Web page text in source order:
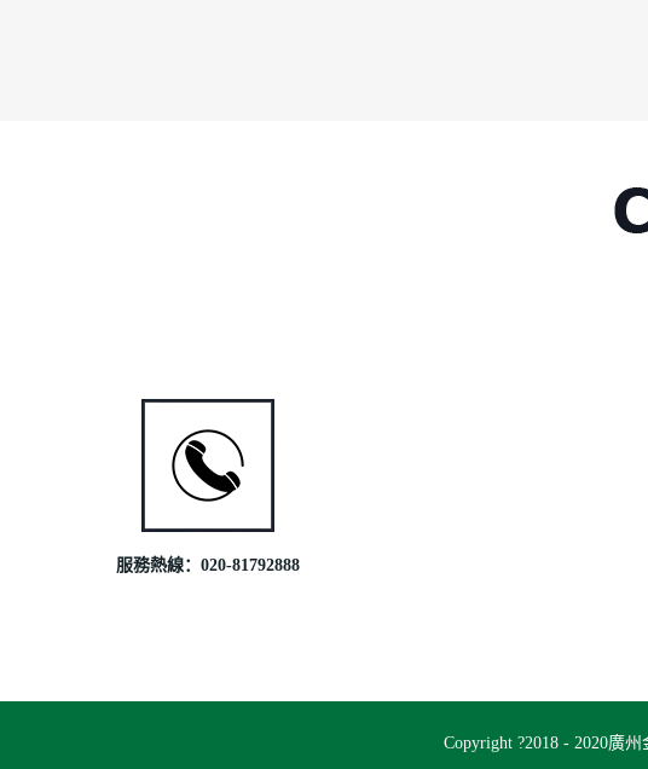
服務熱線：020-81792888
Copyright ?2018 - 2020廣